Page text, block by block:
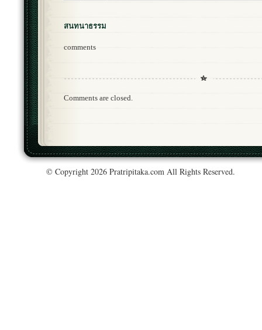
สนทนาธรรม
comments
Comments are closed.
© Copyright 2026 Pratripitaka.com All Rights Reserved.